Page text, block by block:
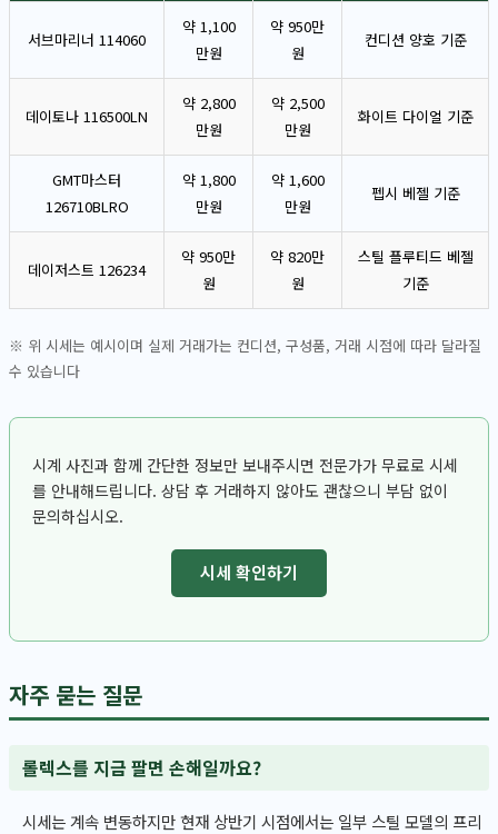
서브마리너 114060
약 1,100
만원
약 950만
원
컨디션 양호 기준
데이토나 116500LN
약 2,800
만원
약 2,500
만원
화이트 다이얼 기준
GMT마스터
126710BLRO
약 1,800
만원
약 1,600
만원
펩시 베젤 기준
데이저스트 126234
약 950만
원
약 820만
원
스틸 플루티드 베젤
기준
※ 위 시세는 예시이며 실제 거래가는 컨디션, 구성품, 거래 시점에 따라 달라질
수 있습니다
시계 사진과 함께 간단한 정보만 보내주시면 전문가가 무료로 시세
를 안내해드립니다. 상담 후 거래하지 않아도 괜찮으니 부담 없이
문의하십시오.
시세 확인하기
자주 묻는 질문
롤렉스를 지금 팔면 손해일까요?
시세는 계속 변동하지만 현재 상반기 시점에서는 일부 스틸 모델의 프리